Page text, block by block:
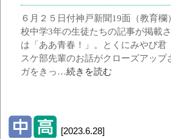
６月２５日付神戸新聞19面（教育
校中学3年の生徒たちの記事が掲載
は「ああ青春！」。とくにみやび君
スケ部先輩のお話がクローズアップ
ガをきっ…続きを読む
[2023.6.28]